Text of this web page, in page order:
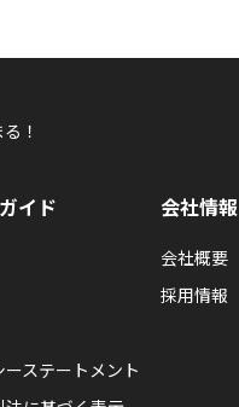
！
イド
ステートメント
会社情報
会社概要
採用情報